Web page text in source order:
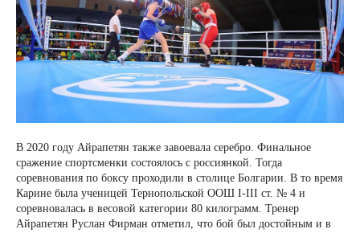
В 2020 году Айрапетян также завоевала серебро. Финальное
сражение спортсменки состоялось с россиянкой. Тогда
соревнования по боксу проходили в столице Болгарии. В то время
Карине была ученицей Тернопольской ООШ I-III ст. № 4 и
соревновалась в весовой категории 80 килограмм. Тренер
Айрапетян Руслан Фирман отметил, что бой был достойным и в